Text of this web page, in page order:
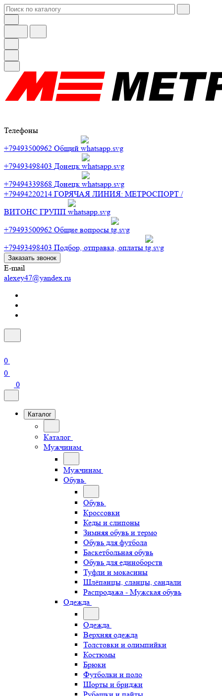
Телефоны
+79493500962 Общий
+79493498403 Донецк
+79494339868 Донецк
+79494220214 ГОРЯЧАЯ ЛИНИЯ: МЕТРОСПОРТ /
ВИТОНС ГРУПП
+79493500962 Общие вопросы
+79493498403 Подбор, отправка, оплаты
Заказать звонок
E-mail
alexey47@yandex.ru
0
0
0
Каталог
Каталог
Мужчинам
Мужчинам
Обувь
Обувь
Кроссовки
Кеды и слипоны
Зимняя обувь и термо
Обувь для футбола
Баскетбольная обувь
Обувь для единоборств
Туфли и мокасины
Шлёпанцы, сланцы, сандали
Распродажа - Мужская обувь
Одежда
Одежда
Верхняя одежда
Толстовки и олимпийки
Костюмы
Брюки
Футболки и поло
Шорты и бриджи